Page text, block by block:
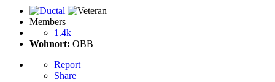
Members
1.4k
Wohnort: OBB
Report
Share